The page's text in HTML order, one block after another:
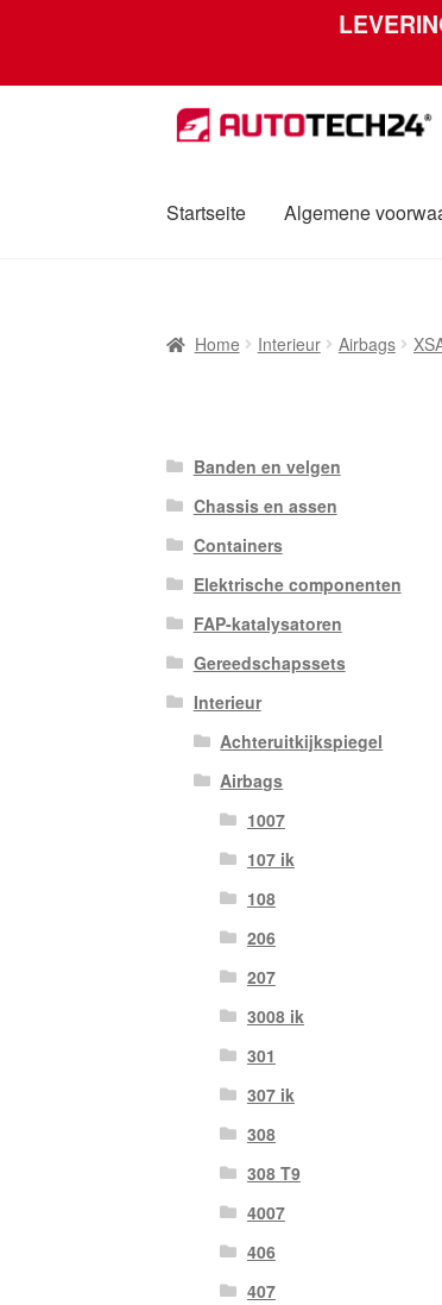
Ga
door
navigatie
Ga
naar
inhoud
Startseite Algemene
Over ons Privacybeleid
Home Interieur Airbags
Banden en velgen
Chassis en assen
Containers
Elektrische componenten
FAP-katalysatoren
Gereedschapssets
Interieur
Achteruitkijkspiegel
Airbags
1007
107 ik
108
206
207
3008 ik
301
307 ik
308
308 T9
4007
406
407